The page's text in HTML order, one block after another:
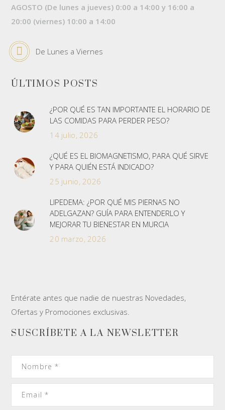
AGOSTO (De lunes a jueves) 0:00 a 14:00 y 16:00 a
20:00 (viernes) 10:00 a 14:00
De Lunes a Viernes
ÚLTIMOS POSTS
¿POR QUÉ ES TAN IMPORTANTE EL HORARIO DE
LAS COMIDAS PARA PERDER PESO?
14 julio, 2026
¿QUÉ ES EL BIOMAGNETISMO, PARA QUÉ SIRVE
Y PARA QUIÉN ESTÁ INDICADO?
25 junio, 2026
LIPEDEMA: ¿POR QUÉ MIS PIERNAS NO
ADELGAZAN? GUÍA PARA ENTENDERLO Y
MEJORAR TU BIENESTAR EN MURCIA
20 marzo, 2026
Entérate antes que nadie de nuestras Novedades,
Ofertas y Promociones exclusivas.
SUSCRÍBETE A LA NEWSLETTER